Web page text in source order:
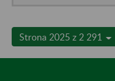
Strona 2025 z 2 291